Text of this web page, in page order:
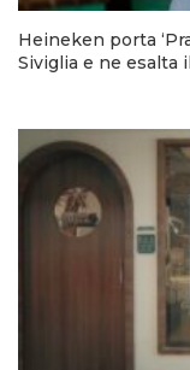
Heineken porta
Siviglia e ne esalta